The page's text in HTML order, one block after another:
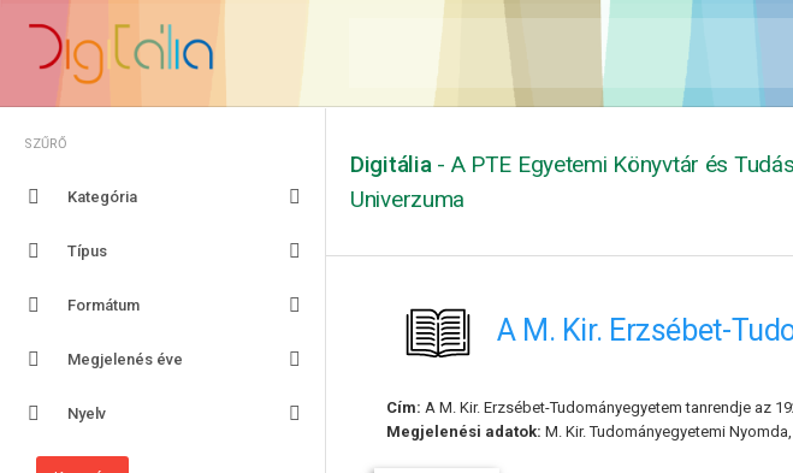
SZŰRŐ
Kategória
Típus
Formátum
Megjelenés éve
Nyelv
Digitália - A PTE Egyetemi Könyvtár és
Univerzuma
A M. Kir. Erzsébet-
Cím: A M. Kir. Erzsébet-Tudományegyetem tanrendje az
Megjelenési adatok: M. Kir. Tudományegyetemi